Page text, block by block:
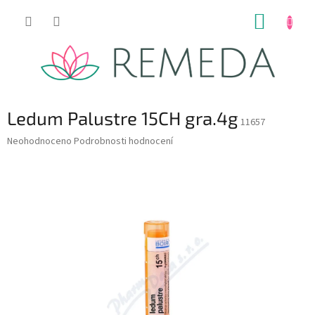
Ledum Palustre 15CH gra.4g 11657
Průměrné
Neohodnoceno Podrobnosti hodnocení